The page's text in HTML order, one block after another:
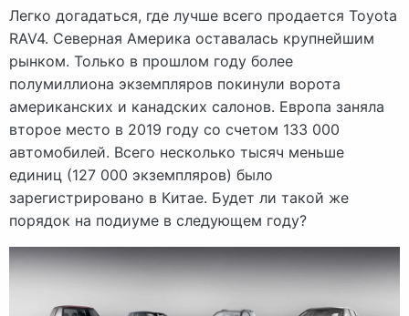
Легко догадаться, где лучше всего продается Toyota
RAV4. Северная Америка оставалась крупнейшим
рынком. Только в прошлом году более
полумиллиона экземпляров покинули ворота
американских и канадских салонов. Европа заняла
второе место в 2019 году со счетом 133 000
автомобилей. Всего несколько тысяч меньше
единиц (127 000 экземпляров) было
зарегистрировано в Китае. Будет ли такой же
порядок на подиуме в следующем году?